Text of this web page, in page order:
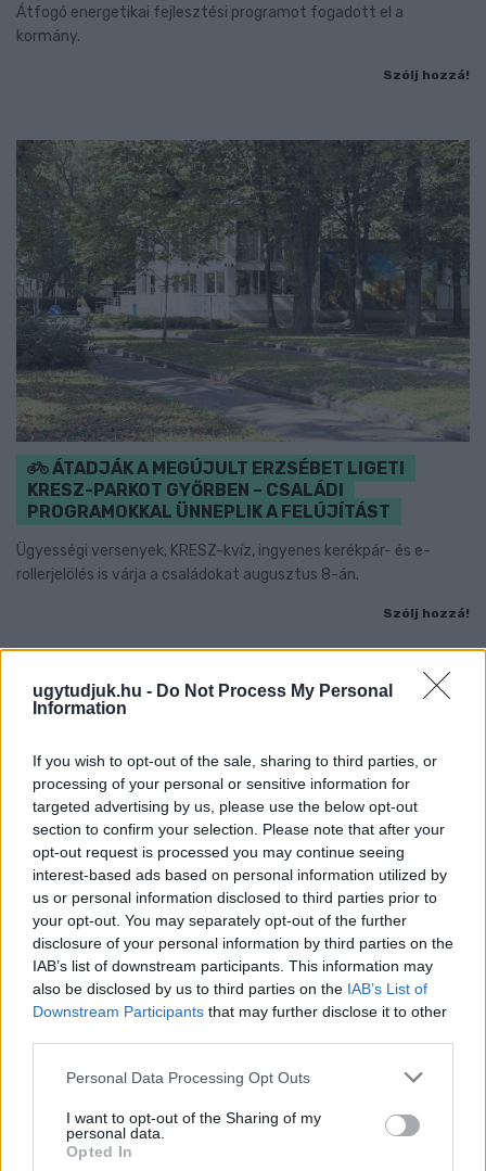
ugytudjuk.hu - Do Not Process My Personal
Information
If you wish to opt-out of the sale, sharing to third parties, or
processing of your personal or sensitive information for
targeted advertising by us, please use the below opt-out
section to confirm your selection. Please note that after your
opt-out request is processed you may continue seeing
interest-based ads based on personal information utilized by
us or personal information disclosed to third parties prior to
your opt-out. You may separately opt-out of the further
disclosure of your personal information by third parties on the
IAB’s list of downstream participants. This information may
also be disclosed by us to third parties on the IAB’s List of
Downstream Participants that may further disclose it to other
Please note that this website/app uses one or more Google
not limited to your visit or usage behaviour. You may click to
grant or deny consent to Google and its third-party tags to
use your data for below specified purposes in below Google
Personal Data Processing Opt Outs
I want to opt-out of the Sharing of my
personal data.
Opted In
Átfogó energetikai fejlesztési programot fogadott el a
kormány.
Szólj hozzá!
ÁTADJÁK A MEGÚJULT ERZSÉBET LIGETI
KRESZ-PARKOT GYŐRBEN – CSALÁDI
PROGRAMOKKAL ÜNNEPLIK A FELÚJÍTÁST
Ügyességi versenyek, KRESZ-kvíz, ingyenes kerékpár- és e-
rollerjelölés is várja a családokat augusztus 8-án.
Szólj hozzá!
NŐVERŐ SZOMBATHELYI FÉRFI ELLEN EMELT
A férfi a nyílt utcán kezdte verni áldozatát.